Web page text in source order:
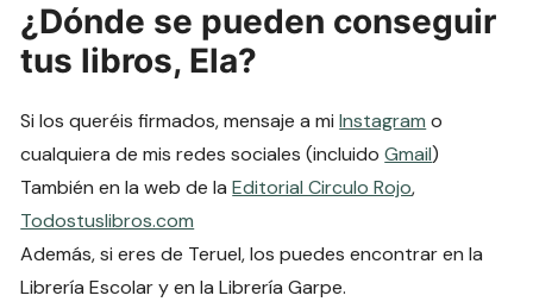
¿Dónde se pueden conseguir
tus libros, Ela?
Si los queréis firmados, mensaje a miInstagram o
cualquiera de mis redes sociales (incluidoGmail)
También en la web de laEditorial Circulo Rojo,
Todostuslibros.com
Además, si eres de Teruel, los puedes encontrar en la
Librería Escolar y en la Librería Garpe.